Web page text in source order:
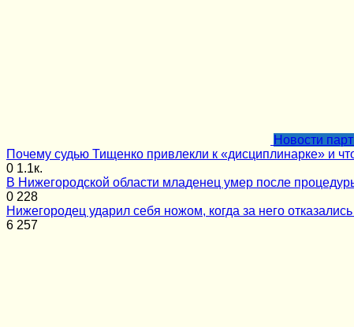
Новости
Почему судью Тищенко привлекли к «дисциплинарке» и
0 1.1к.
В Нижегородской области младенец умер после
0 228
Нижегородец ударил себя ножом, когда за него
6 257